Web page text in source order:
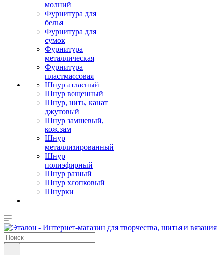
молний
Фурнитура для
белья
Фурнитура для
сумок
Фурнитура
металлическая
Фурнитура
пластмассовая
Шнур атласный
Шнур вощенный
Шнур, нить, канат
джутовый
Шнур замшевый,
кож.зам
Шнур
металлизированный
Шнур
полиэфирный
Шнур разный
Шнур хлопковый
Шнурки